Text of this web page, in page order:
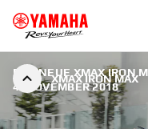
XMAX IRON MAX
DER NEUE XMAX IRON
4. NOVEMBER 2018